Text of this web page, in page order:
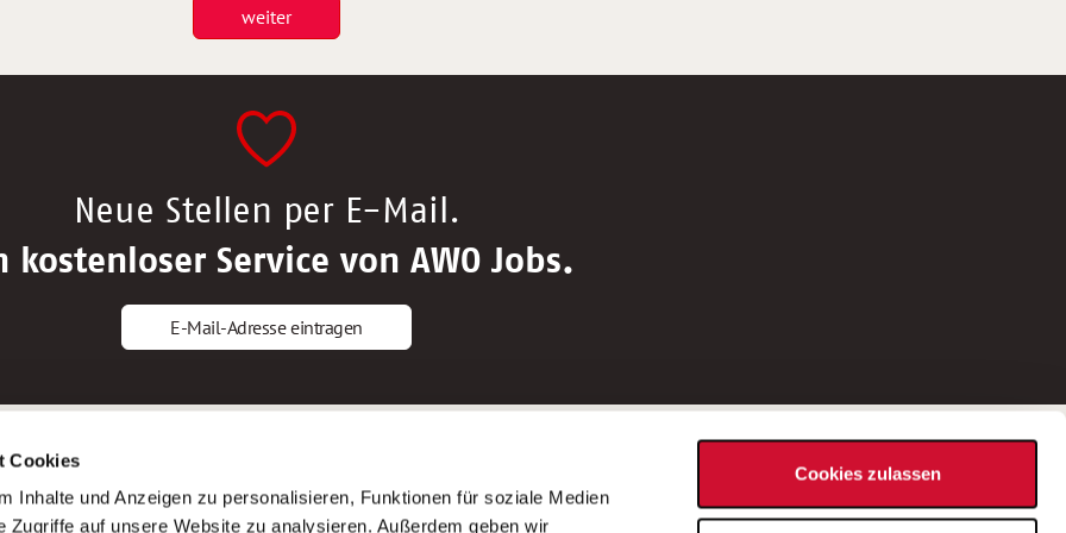
Cookies
Inhalte und Anzeigen zu personalisieren, Funktionen für soziale Medien
Zugriffe auf unsere Website zu analysieren. Außerdem geben wir
Cookies zulassen
weiter
Neue Stellen per E-Mail.
kostenloser Service von AWO Jobs.
E-Mail-Adresse eintragen
Altenpfleger*in
Krankenpfleger*in
AWO Gliederungen nach Bundesland
Stellenangebote nach Bundesländern